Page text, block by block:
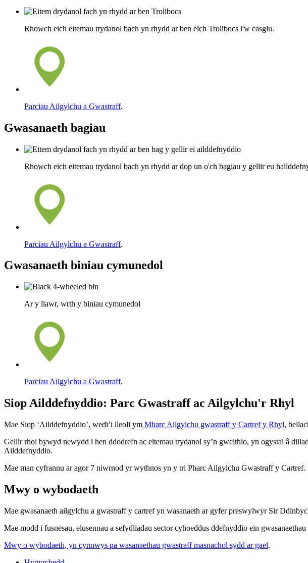
Rhowch eich eitemau trydanol bach yn rhydd ar ben eich Trolibocs i'w casglu.
Parciau Ailgylchu a Gwastraff.
Gwasanaeth bagiau
Rhowch eich eitemau trydanol bach yn rhydd ar dop un o'ch bagiau y gellir eu
Parciau Ailgylchu a Gwastraff.
Gwasanaeth biniau cymunedol
Ar y llawr, wrth y biniau cymunedol
Parciau Ailgylchu a Gwastraff.
Siop Ailddefnyddio: Parc Gwastraff ac Ailgylchu'r Rhyl
Mae Siop ‘Ailddefnyddio’, wedi’i lleoli ym Mharc Ailgylchu gwastraff y Cartref y Rhyl,
Gellir rhoi bywyd newydd i hen ddodrefn ac eitemau trydanol sy’n gweithio, yn ogystal â
Ailddefnyddio.
Mae man cyfrannu ar agor 7 niwrnod yr wythnos yn y tri Pharc Ailgylchu Gwastraff y Cartref.
Mwy o wybodaeth
Mae gwasanaeth ailgylchu a gwastraff y cartref yn wasanaeth ar gyfer preswylwyr Sir
Mae modd i fusnesau, elusennau a sefydliadau sector cyhoeddus ddefnyddio ein
Mwy o wybodaeth, yn cynnwys pa wasanaethau gwastraff masnachol sydd ar gael.